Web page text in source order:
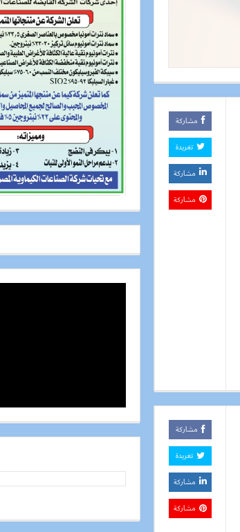
مشاركة
تغريدة
مشاركة
مشاركة
مشاركة
تغريدة
مشاركة
مشاركة